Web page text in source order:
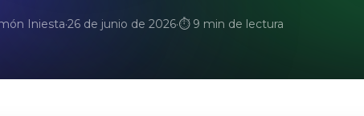
Iniesta·26 de junio de 2026·⏱ 9 min de lectura